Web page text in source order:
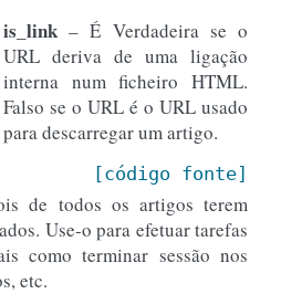
is_link– É Verdadeira se o
URL deriva de uma ligação
interna num ficheiro HTML.
Falso se o URL é o URL usado
para descarregar um artigo.
[código fonte]
de todos os artigos terem
Use-o para efetuar tarefas
como terminar sessão nos
etc.